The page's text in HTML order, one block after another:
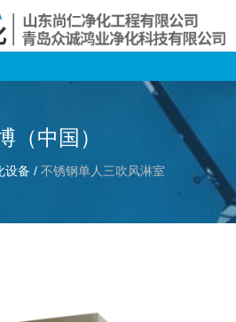
（中国）
设备 / 不锈钢单人三吹风淋室